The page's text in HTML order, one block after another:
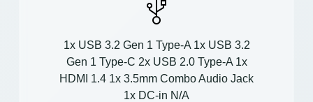
1x USB 3.2 Gen 1 Type-A 1x USB 3.2
Gen 1 Type-C 2x USB 2.0 Type-A 1x
HDMI 1.4 1x 3.5mm Combo Audio Jack
1x DC-in N/A